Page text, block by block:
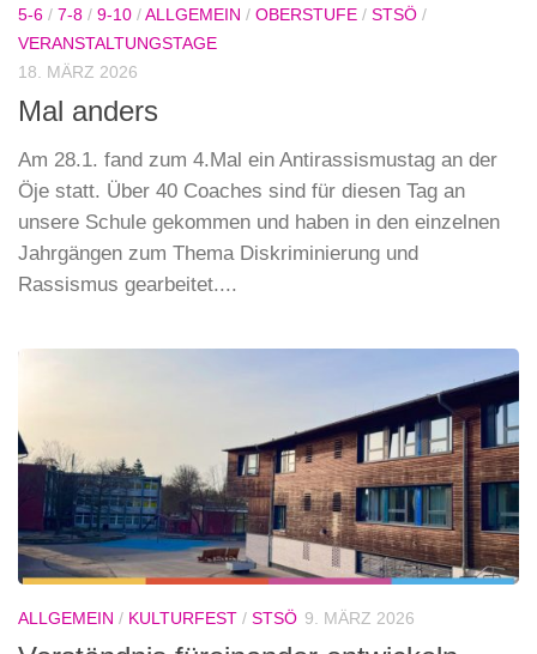
5-6 / 7-8 / 9-10 /ALLGEMEIN / OBERSTUFE / STSÖ /
VERANSTALTUNGSTAGE
18. MÄRZ 2026
Mal anders
Am 28.1. fand zum 4.Mal ein Antirassismustag an der
Öje statt. Über 40 Coaches sind für diesen Tag an
unsere Schule gekommen und haben in den einzelnen
Jahrgängen zum Thema Diskriminierung und
Rassismus gearbeitet....
ALLGEMEIN / KULTURFEST / STSÖ 9. MÄRZ 2026